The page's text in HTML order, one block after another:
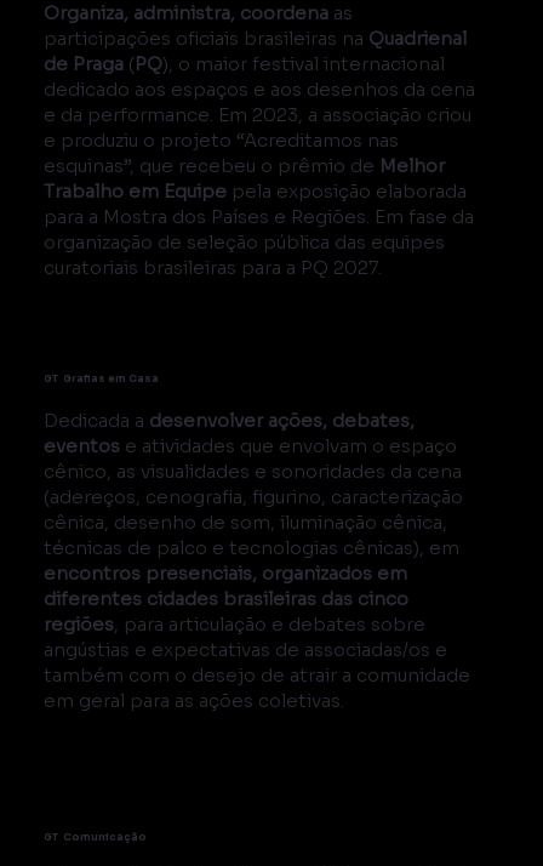
Organiza, administra, coordenaas
participações oficiais brasileiras na Quadrienal
de Praga(PQ), o maior festival internacional
dedicado aos espaços e aos desenhos da cena
e da performance. Em 2023, a associação criou
e produziu o projeto “Acreditamos nas
esquinas”, que recebeu o prêmio de Melhor
Trabalho em Equipe pela exposição elaborada
para a Mostra dos Países e Regiões. Em fase da
organização de seleção pública das equipes
curatoriais brasileiras para a PQ 2027.
GT Grafias em Casa
Dedicada a desenvolver ações, debates,
eventos e atividades que envolvam o espaço
cênico, as visualidades e sonoridades da cena
(adereços, cenografia, figurino, caracterização
cênica, desenho de som, iluminação cênica,
técnicas de palco e tecnologias cênicas), em
encontros presenciais, organizados em
diferentes cidades brasileiras das cinco
regiões, para articulação e debates sobre
angústias e expectativas de associadas/os e
também com o desejo de atrair a comunidade
em geral para as ações coletivas.
GT Comunicação